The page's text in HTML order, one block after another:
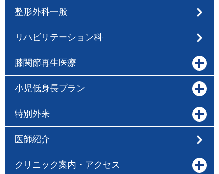
整形外科一般
リハビリテーション科
膝関節再生医療
小児低身長プラン
特別外来
医師紹介
クリニック案内・アクセス